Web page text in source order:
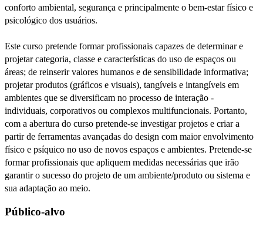
conforto ambiental, segurança e principalmente o bem-estar físico e
psicológico dos usuários.
Este curso pretende formar profissionais capazes de determinar e
projetar categoria, classe e características do uso de espaços ou
áreas; de reinserir valores humanos e de sensibilidade informativa;
projetar produtos (gráficos e visuais), tangíveis e intangíveis em
ambientes que se diversificam no processo de interação -
individuais, corporativos ou complexos multifuncionais. Portanto,
com a abertura do curso pretende-se investigar projetos e criar a
partir de ferramentas avançadas do design com maior envolvimento
físico e psíquico no uso de novos espaços e ambientes. Pretende-se
formar profissionais que apliquem medidas necessárias que irão
garantir o sucesso do projeto de um ambiente/produto ou sistema e
sua adaptação ao meio.
Público-alvo